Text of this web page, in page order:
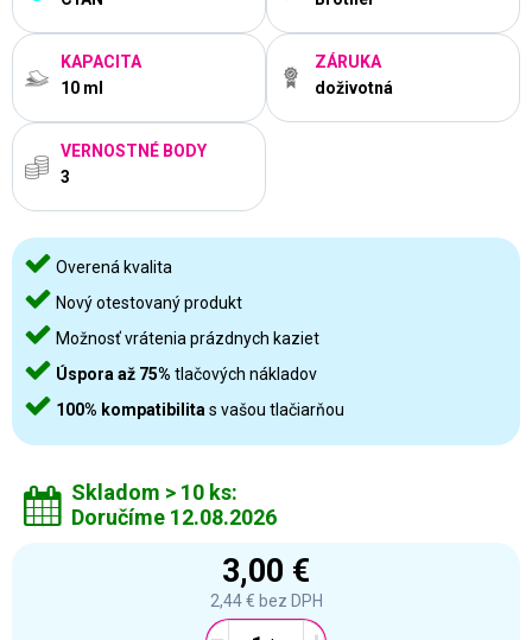
KAPACITA
10 ml
ZÁRUKA
doživotná
VERNOSTNÉ BODY
3
Overená kvalita
Nový otestovaný produkt
Možnosť vrátenia prázdnych kaziet
Úspora až 75% tlačových nákladov
100% kompatibilita s vašou tlačiarňou
Skladom > 10 ks:
Doručíme 12.08.2026
3,00 €
2,44 € bez DPH